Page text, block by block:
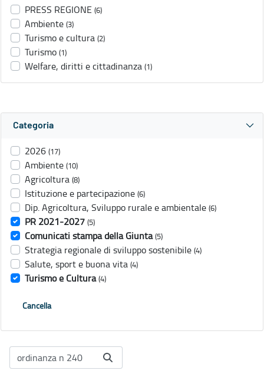
PRESS REGIONE (6)
Ambiente (3)
Turismo e cultura (2)
Turismo (1)
Welfare, diritti e cittadinanza (1)
Categoria
2026 (17)
Ambiente (10)
Agricoltura (8)
Istituzione e partecipazione (6)
Dip. Agricoltura, Sviluppo rurale e ambientale (6)
PR 2021-2027 (5)
Comunicati stampa della Giunta (5)
Strategia regionale di sviluppo sostenibile (4)
Salute, sport e buona vita (4)
Turismo e Cultura (4)
Cancella